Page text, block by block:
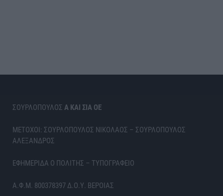
ΣΟΥΡΛΟΠΟΥΛΟΣ Α ΚΑΙ ΣΙΑ ΟΕ
ΜΕΤΟΧΟΙ: ΣΟΥΡΛΟΠΟΥΛΟΣ ΝΙΚΟΛΑΟΣ – ΣΟΥΡΛΟΠΟΥΛΟΣ
ΑΛΕΞΑΝΔΡΟΣ
ΕΦΗΜΕΡΙΔΑ Ο ΠΟΛΙΤΗΣ – ΤΥΠΟΓΡΑΦΕΙΟ
Α.Φ.Μ. 800378397 Δ.Ο.Υ. ΒΕΡΟΙΑΣ